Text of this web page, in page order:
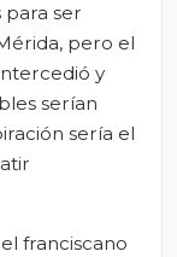
para ser
pero el
y
serían
sería el
franciscano